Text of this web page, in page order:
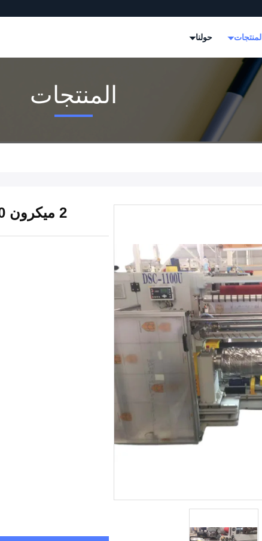
المنتجات حولنا
المنتجات
2 ميكرون 500 م / دقيقة 15um لفة آلة الحز ، لفة اللف آلة